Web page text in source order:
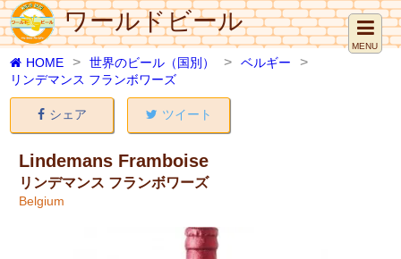
ワールドビール
MENU
HOME 世界のビール（国別）
ベルギー
リンデマンス フランボワーズ
シェア ツイート
Lindemans Framboise
リンデマンス フランボワーズ
Belgium